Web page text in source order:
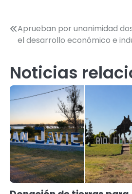
Navegación
de
entradas
Aprueban por unanimidad
el desarrollo económico e
Noticias